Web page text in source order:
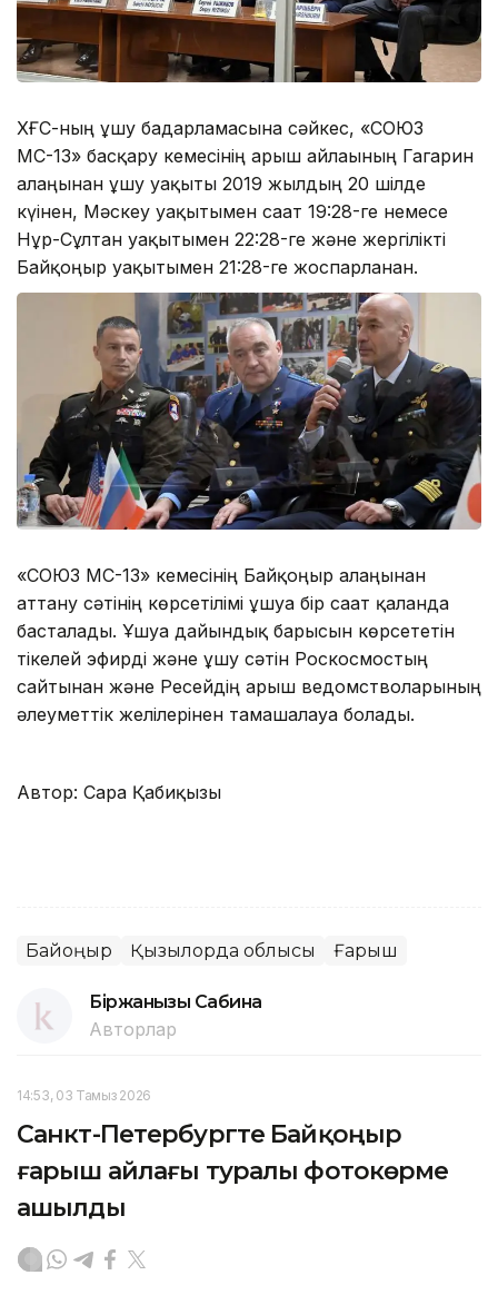
ХҒС-ның ұшу бағдарламасына сәйкес, «СОЮЗ
МС-13» басқару кемесінің ғарыш айлағының Гагарин
алаңынан ұшу уақыты 2019 жылдың 20 шілде
күінен, Мәскеу уақытымен сағат 19:28-ге немесе
Нұр-Сұлтан уақытымен 22:28-ге және жергілікті
Байқоңыр уақытымен 21:28-ге жоспарланған.
«СОЮЗ МС-13» кемесінің Байқоңыр алаңынан
аттану сәтінің көрсетілімі ұшуға бір сағат қалғанда
басталады. Ұшуға дайындық барысын көрсететін
тікелей эфирді және ұшу сәтін Роскосмостың
сайтынан және Ресейдің ғарыш ведомстволарының
әлеуметтік желілерінен тамашалауға болады.
Автор: Сара Қабиқызы
Байқоңыр Қызылорда облысы Ғарыш
Біржанқызы Сабина
Авторлар
14:53, 03 Тамыз 2026
Санкт-Петербургте Байқоңыр
ғарыш айлағы туралы фотокөрме
ашылды